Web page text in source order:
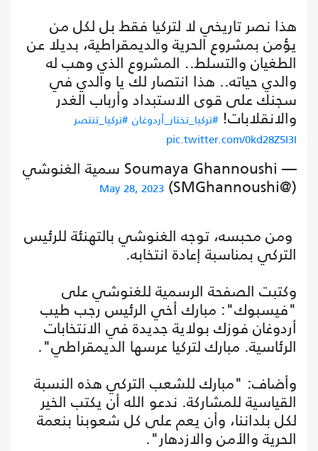
هذا نصر تاريخي لا لتركيا فقط بل لكل من
يؤمن بمشروع الحرية والديمقراطية، بديلا عن
الطغيان والتسلط.. المشروع الذي وهب له
والدي حياته.. هذا انتصار لك يا والدي في
سجنك على قوى الاستبداد وأرباب الغدر
والانقلابات! #تركيا_تختار_أردوغان #تركيا_تنتصر
pic.twitter.com/0kd28Z5I3I
— Soumaya Ghannoushi سمية الغنوشي
(@SMGhannoushi)
May 28, 2023
ومن محبسه، توجه الغنوشي بالتهنئة للرئيس
التركي بمناسبة إعادة انتخابه.
وكتبت الصفحة الرسمية للغنوشي على
"فيسبوك": مبارك أخي الرئيس رجب طيب
أردوغان فوزك بولاية جديدة في الانتخابات
الرئاسية. مبارك لتركيا عرسها الديمقراطي".
وأضاف: "مبارك للشعب التركي هذه النسبة
القياسية للمشاركة. ندعو الله أن يكتب الخير
لكل بلداننا، وأن يعم على كل شعوبنا بنعمة
الحرية والأمن والازدهار".